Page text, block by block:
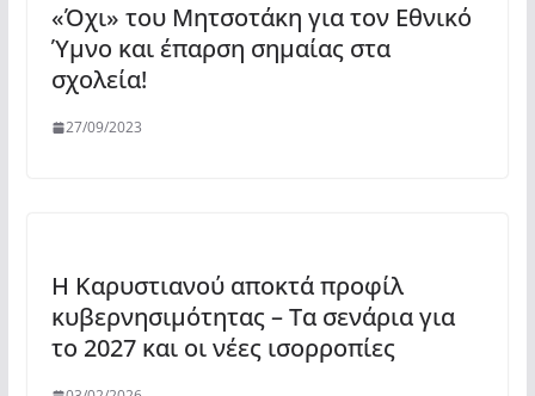
«Όχι» του Μητσοτάκη για τον Εθνικό
Ύμνο και έπαρση σημαίας στα
σχολεία!
27/09/2023
Η Καρυστιανού αποκτά προφίλ
κυβερνησιμότητας – Τα σενάρια για
το 2027 και οι νέες ισορροπίες